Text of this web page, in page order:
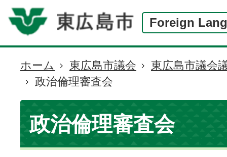
Foreign
現
在
の
位
置
ホーム 東広島市議会
東広島市議会
政治倫理審査会
政治倫理審査会